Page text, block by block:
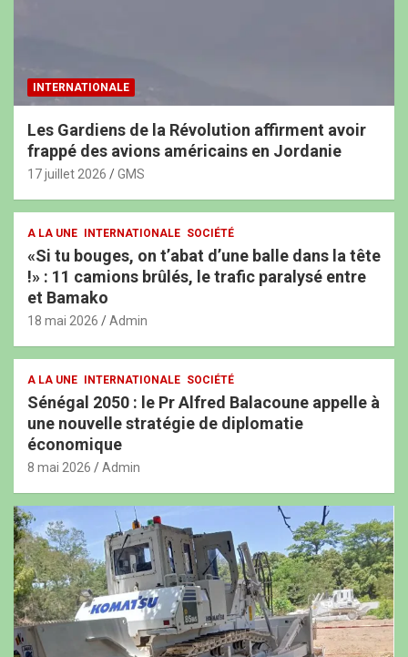
INTERNATIONALE
Les Gardiens de la Révolution affirment avoir
frappé des avions américains en Jordanie
17 juillet 2026 GMS
A LA UNE INTERNATIONALE SOCIÉTÉ
«Si tu bouges, on t’abat d’une balle dans la tête
!» : 11 camions brûlés, le trafic paralysé entre
et Bamako
18 mai 2026 Admin
A LA UNE INTERNATIONALE SOCIÉTÉ
Sénégal 2050 : le Pr Alfred Balacoune appelle à
une nouvelle stratégie de diplomatie
économique
8 mai 2026 Admin